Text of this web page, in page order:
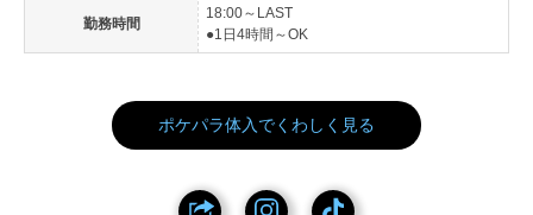
勤務時間
18:00～LAST
●1日4時間～OK
ポケパラ体入でくわしく見る